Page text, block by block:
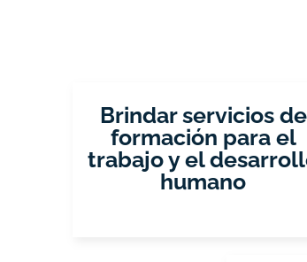
Brindar servicios de
formación para el
trabajo y el
humano